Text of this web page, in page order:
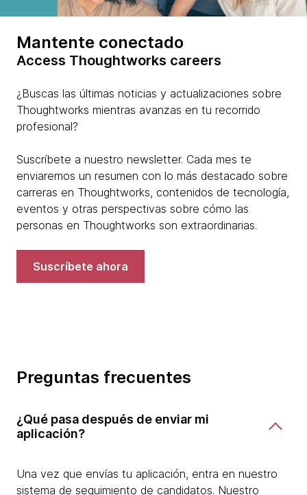
Mantente conectado
Access Thoughtworks careers
¿Buscas las últimas noticias y actualizaciones sobre
Thoughtworks mientras avanzas en tu recorrido
profesional?
Suscríbete a nuestro newsletter. Cada mes te
enviaremos un resumen con lo más destacado sobre
carreras en Thoughtworks, contenidos de tecnología,
eventos y otras perspectivas sobre cómo las
personas en Thoughtworks son extraordinarias.
Suscríbete ahora
Preguntas frecuentes
¿Qué pasa después de enviar mi
aplicación?
Una vez que envías tu aplicación, entra en nuestro
sistema de seguimiento de candidatos. Nuestro